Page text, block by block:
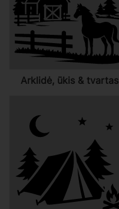
Arklidė, ūkis & tvartas